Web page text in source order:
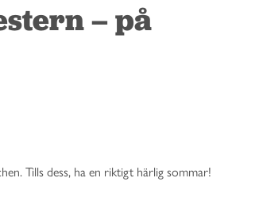
– på
Tills dess, ha en riktigt härlig sommar!